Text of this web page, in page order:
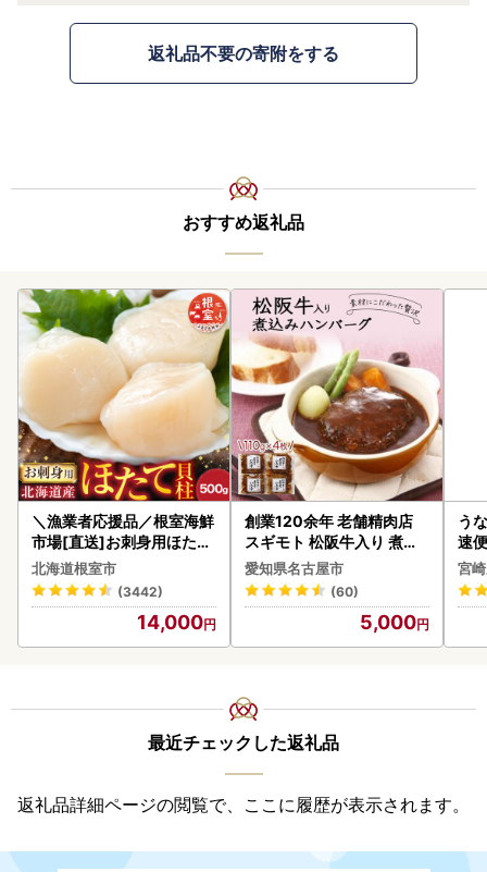
返礼品不要の寄附をする
おすすめ返礼品
＼漁業者応援品／根室海鮮
市場[直送]お刺身用ほたて
貝柱500g A-28002
北海道根室市
(3442)
14,000
創業120余年 老舗精肉店
スギモト 松阪牛入り 煮込
み ハンバーグ 110g×4枚
惣菜 お取り寄せ グルメ ハ
ンバーグ 冷凍
愛知県名古屋市
(60)
5,000
う
速
g以
宮
最近チェックした返礼品
返礼品詳細ページの閲覧で、ここに履歴が表示されます。